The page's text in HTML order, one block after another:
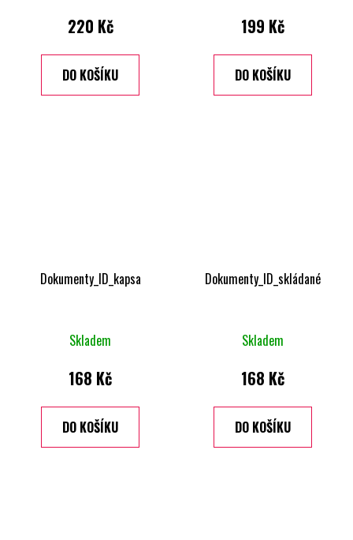
220 Kč
DO KOŠÍKU
199 Kč
DO KOŠÍKU
Dokumenty_ID_kapsa
Skladem
168 Kč
DO KOŠÍKU
Dokumenty_ID_skládané
Skladem
168 Kč
DO KOŠÍKU